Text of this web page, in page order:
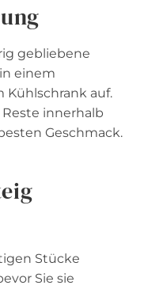
gebliebene
einem
auf.
innerhalb
Geschmack.
Stücke
Sie sie